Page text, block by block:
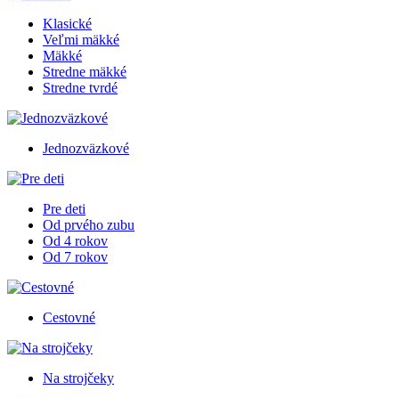
Klasické
Veľmi mäkké
Mäkké
Stredne mäkké
Stredne tvrdé
Jednozväzkové
Pre deti
Od prvého zubu
Od 4 rokov
Od 7 rokov
Cestovné
Na strojčeky